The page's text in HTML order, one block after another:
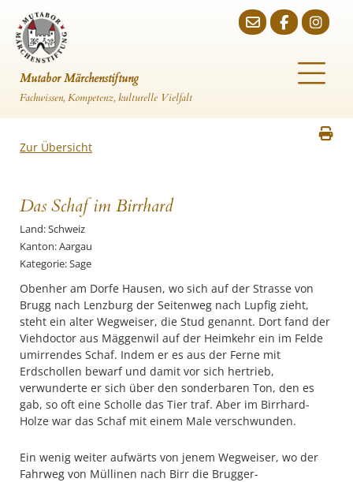
Mutabor Märchenstiftung
Fachwissen, Kompetenz, kulturelle Vielfalt
Zur Übersicht
Das Schaf im Birrhard
Land: Schweiz
Kanton: Aargau
Kategorie: Sage
Obenher am Dorfe Hausen, wo sich auf der Strasse von
Brugg nach Lenzburg der Seitenweg nach Lupfig zieht,
steht ein alter Wegweiser, die Stud genannt. Dort fand der
Viehdoctor aus Mäggenwil auf der Heimkehr ein im Felde
umirrendes Schaf. Indem er es aus der Ferne mit
Erdschollen bewarf und damit vor sich hertrieb,
verwunderte er sich über den sonderbaren Ton, den es
gab, so oft eine Scholle das Tier traf. Aber im Birrhard-
Holze war das Schaf mit einem Male verschwunden.
Ein wenig weiter aufwärts von jenem Wegweiser, wo der
Fahrweg von Müllinen nach Birr die Brugger-